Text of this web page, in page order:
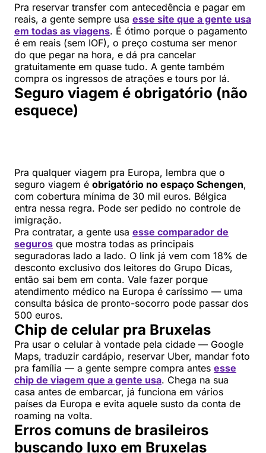
Pra reservar transfer com antecedência e pagar em
reais, a gente sempre usa esse site que a gente usa
em todas as viagens. É ótimo porque o pagamento
é em reais (sem IOF), o preço costuma ser menor
do que pegar na hora, e dá pra cancelar
gratuitamente em quase tudo. A gente também
compra os ingressos de atrações e tours por lá.
Seguro viagem é obrigatório (não
esquece)
Pra qualquer viagem pra Europa, lembra que o
seguro viagem é obrigatório no espaço Schengen,
com cobertura mínima de 30 mil euros. Bélgica
entra nessa regra. Pode ser pedido no controle de
imigração.
Pra contratar, a gente usa esse comparador de
seguros que mostra todas as principais
seguradoras lado a lado. O link já vem com 18% de
desconto exclusivo dos leitores do Grupo Dicas,
então sai bem em conta. Vale fazer porque
atendimento médico na Europa é caríssimo — uma
consulta básica de pronto-socorro pode passar dos
500 euros.
Chip de celular pra Bruxelas
Pra usar o celular à vontade pela cidade — Google
Maps, traduzir cardápio, reservar Uber, mandar foto
pra família — a gente sempre compra antes esse
chip de viagem que a gente usa. Chega na sua
casa antes de embarcar, já funciona em vários
países da Europa e evita aquele susto da conta de
roaming na volta.
Erros comuns de brasileiros
buscando luxo em Bruxelas